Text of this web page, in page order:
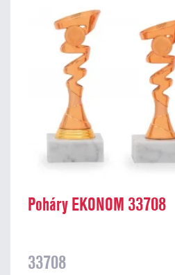
Poháry EKONOM 33708
33708